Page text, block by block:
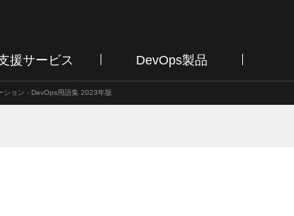
援サービス DevOps製品
ション - DevOps用語集 2023年版